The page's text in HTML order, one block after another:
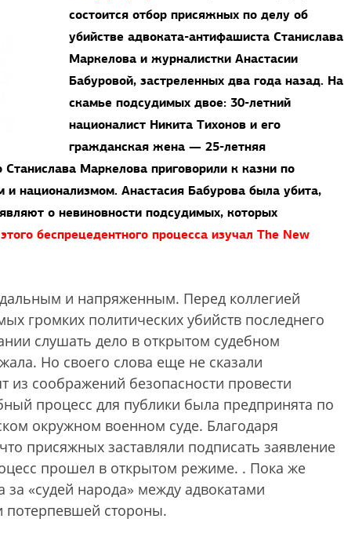
состоится отбор присяжных по делу об
убийстве адвоката-антифашиста Станислава
Маркелова и журналистки Анастасии
Бабуровой, застреленных два года назад. На
скамье подсудимых двое: 30-летний
националист Никита Тихонов и его
гражданская жена — 25-летняя
Маркелова приговорили к казни по
национализмом. Анастасия Бабурова была убита,
о невиновности подсудимых, которых
беспрецедентного процесса изучал The New
и напряженным. Перед коллегией
громких политических убийств последнего
слушать дело в открытом судебном
Но своего слова еще не сказали
соображений безопасности провести
процесс для публики была предпринята по
окружном военном суде. Благодаря
присяжных заставляли подписать заявление
прошел в открытом режиме. . Пока же
«судей народа» между адвокатами
потерпевшей стороны.